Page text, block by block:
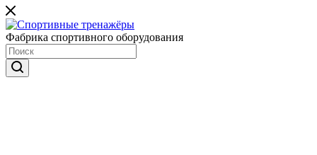
Фабрика спортивного оборудования